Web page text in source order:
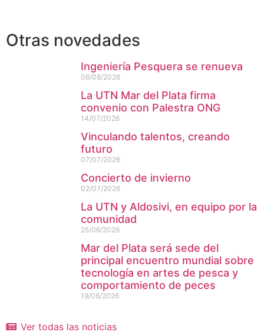
Otras novedades
Ingeniería Pesquera se renueva
06/08/2026
La UTN Mar del Plata firma
convenio con Palestra ONG
14/07/2026
Vinculando talentos, creando
futuro
07/07/2026
Concierto de invierno
02/07/2026
La UTN y Aldosivi, en equipo por la
comunidad
25/06/2026
Mar del Plata será sede del
principal encuentro mundial sobre
tecnología en artes de pesca y
comportamiento de peces
19/06/2026
Ver todas las noticias